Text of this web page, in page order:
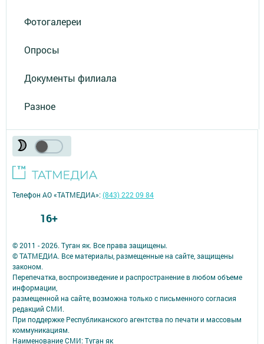
Фотогалереи
Опросы
Документы филиала
Разное
© 2011 - 2026. Туган як. Все права защищены.
© ТАТМЕДИА. Все материалы, размещенные на сайте, защищены
законом.
Перепечатка, воспроизведение и распространение в любом объеме
информации,
размещенной на сайте, возможна только с письменного согласия
редакций СМИ.
При поддержке Республиканского агентства по печати и массовым
коммуникациям.
Наименование СМИ: Туган як
Телефон АО «ТАТМЕДИА»:(843) 222 09 84
16+